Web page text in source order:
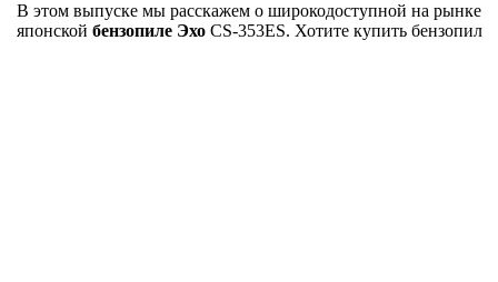
В этом выпуске мы расскажем о широкодоступной на рынке
японской бензопиле ЭхоCS-353ES. Хотите купить бензопил